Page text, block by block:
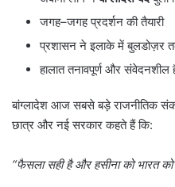
जगह–जगह प्रदर्शन की तैयारी
प्रशासन ने इलाके में बुलडोज़र
हालात तनावपूर्ण और संवेदनशील
बांग्लादेश आज सबसे बड़े राजनीतिक
छात्र और नई सरकार कहते हैं कि:
“फैसला सही है और हसीना को भारत को